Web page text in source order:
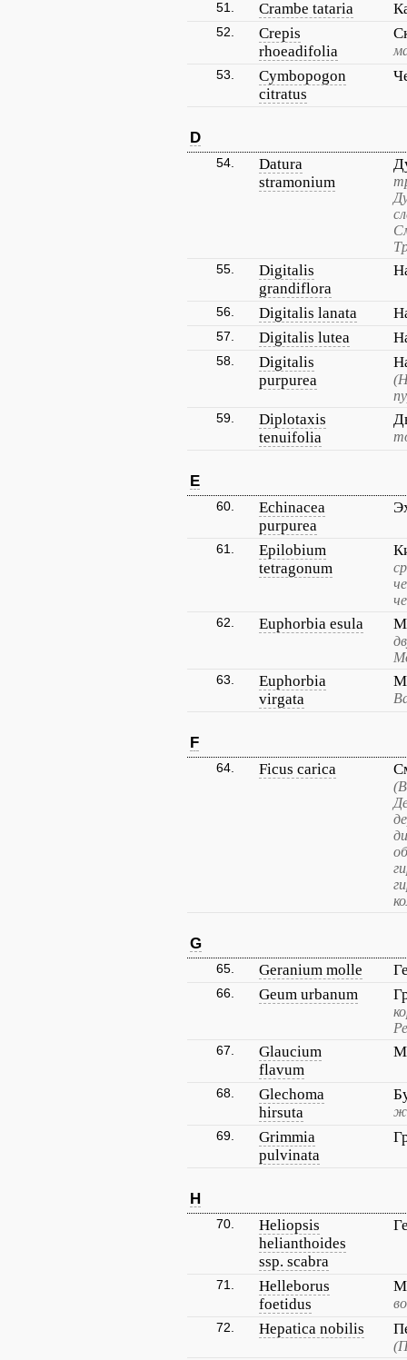
51. Crambe tataria
52.
Crepis
rhoeadifolia
53.
Cymbopogon
citratus
D
54.
Datura
stramonium
55.
Digitalis
grandiflora
56. Digitalis lanata
57. Digitalis lutea
58.
Digitalis
purpurea
59.
Diplotaxis
tenuifolia
E
60.
Echinacea
purpurea
61.
Epilobium
tetragonum
62. Euphorbia esula
63.
Euphorbia
virgata
F
64. Ficus carica
G
65. Geranium molle
66. Geum urbanum
67.
Glaucium
flavum
68.
Glechoma
hirsuta
69.
Grimmia
pulvinata
H
70.
Heliopsis
helianthoides
ssp. scabra
71.
Helleborus
foetidus
72. Hepatica nobilis